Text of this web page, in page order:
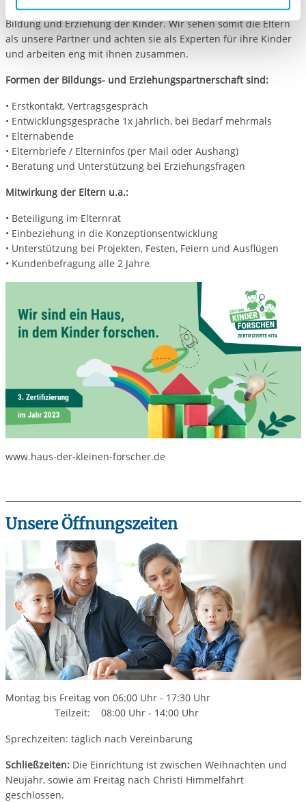
Cookies, die erforderlich zur Bereitstellung der von Ihnen
aufgerufenen und somit gewünschten Website-
Funktionen sind. Diese Cookies setzen wir aufgrund
berechtigter Interessen und daher unabhängig von einer
und pädagogische Fachkräfte gemeinsam Verantwortung für die
Bildung und Erziehung der Kinder. Wir sehen somit die Eltern
als unsere Partner und achten sie als Experten für ihre Kinder
und arbeiten eng mit ihnen zusammen.
Formen der Bildungs- und Erziehungspartnerschaft sind:
• Erstkontakt, Vertragsgespräch
• Entwicklungsgespräche 1x jährlich, bei Bedarf mehrmals
• Elternabende
• Elternbriefe / Elterninfos (per Mail oder Aushang)
• Beratung und Unterstützung bei Erziehungsfragen
Mitwirkung der Eltern u.a.:
• Beteiligung im Elternrat
• Einbeziehung in die Konzeptionsentwicklung
• Unterstützung bei Projekten, Festen, Feiern und Ausflügen
• Kundenbefragung alle 2 Jahre
www.haus-der-kleinen-forscher.de
Unsere Öffnungszeiten
Montag bis Freitag von 06:00 Uhr - 17:30 Uhr
Teilzeit: 08:00 Uhr - 14:00 Uhr
Sprechzeiten: täglich nach Vereinbarung
Schließzeiten: Die Einrichtung ist zwischen Weihnachten und
Neujahr, sowie am Freitag nach Christi Himmelfahrt
geschlossen.